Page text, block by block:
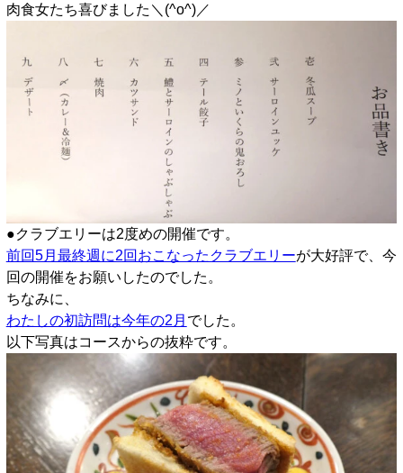
肉食女たち喜びました＼(^o^)／
●クラブエリーは2度めの開催です。
前回5月最終週に2回おこなったクラブエリーが大好評で、今
回の開催をお願いしたのでした。
ちなみに、
わたしの初訪問は今年の2月 でした。
以下写真はコースからの抜粋です。